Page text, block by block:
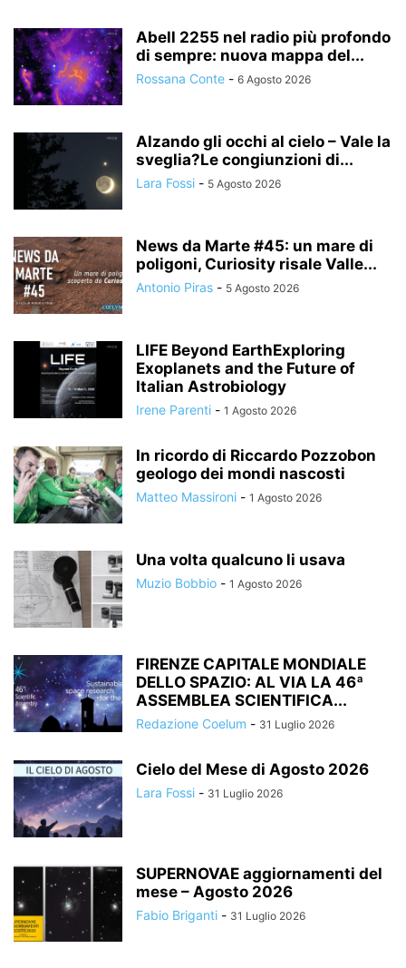
Abell 2255 nel radio più profondo
di sempre: nuova mappa del...
Rossana Conte - 6 Agosto 2026
Alzando gli occhi al cielo – Vale la
sveglia?Le congiunzioni di...
Lara Fossi - 5 Agosto 2026
News da Marte #45: un mare di
poligoni, Curiosity risale Valle...
Antonio Piras - 5 Agosto 2026
LIFE Beyond EarthExploring
Exoplanets and the Future of
Italian Astrobiology
Irene Parenti - 1 Agosto 2026
In ricordo di Riccardo Pozzobon
geologo dei mondi nascosti
Matteo Massironi - 1 Agosto 2026
Una volta qualcuno li usava
Muzio Bobbio - 1 Agosto 2026
FIRENZE CAPITALE MONDIALE
DELLO SPAZIO: AL VIA LA 46ª
ASSEMBLEA SCIENTIFICA...
Redazione Coelum - 31 Luglio 2026
Cielo del Mese di Agosto 2026
Lara Fossi - 31 Luglio 2026
SUPERNOVAE aggiornamenti del
mese – Agosto 2026
Fabio Briganti - 31 Luglio 2026